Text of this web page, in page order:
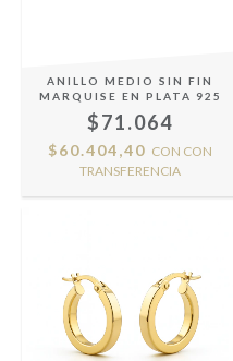
ANILLO MEDIO SIN FIN
MARQUISE EN PLATA 925
$71.064
$60.404,40 CON CON
TRANSFERENCIA